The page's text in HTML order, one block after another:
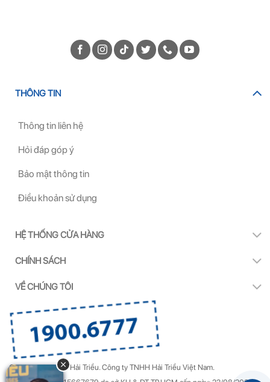
THÔNG TIN
Thông tin liên hệ
Hỏi đáp góp ý
Bảo mật thông tin
Điều khoản sử dụng
HỆ THỐNG CỬA HÀNG
CHÍNH SÁCH
VỀ CHÚNG TÔI
Copyright by Kính Hải Triều.Công ty TNHH Hải Triều Việt Nam.